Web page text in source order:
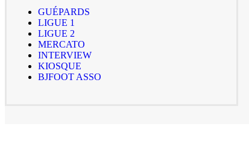
GUÉPARDS
LIGUE 1
LIGUE 2
MERCATO
INTERVIEW
KIOSQUE
BJFOOT ASSO